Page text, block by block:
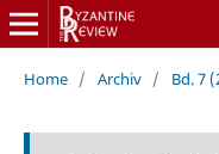
Home / Archiv / Bd. 7